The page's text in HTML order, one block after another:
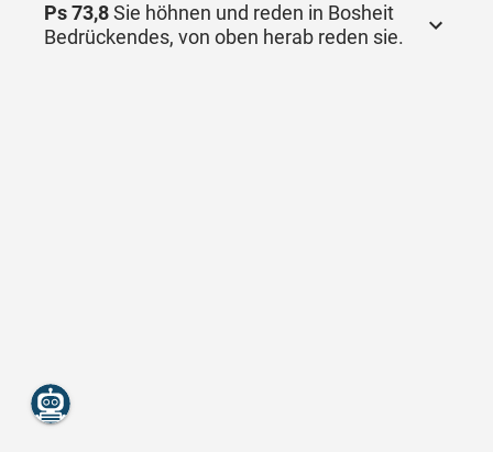
Ps 73,8Sie höhnen und reden in Bosheit
Bedrückendes, von oben herab reden sie.